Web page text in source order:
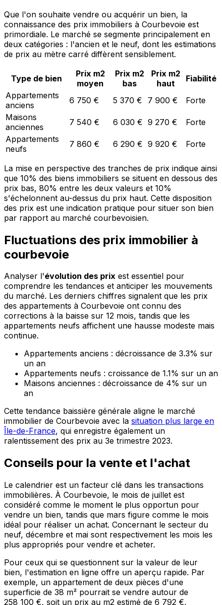
Que l'on souhaite vendre ou acquérir un bien, la
connaissance des prix immobiliers à Courbevoie est
primordiale. Le marché se segmente principalement en
deux catégories : l'ancien et le neuf, dont les estimations
de prix au mètre carré diffèrent sensiblement.
Type de bien
Prix m2
moyen
Prix m2
bas
Prix m2
haut
Fiabilité
Appartements
anciens
6 750 € 5 370 € 7 900 €
Forte
Maisons
anciennes
7 540 € 6 030 € 9 270 €
Forte
Appartements
neufs
7 860 € 6 290 € 9 920 € Forte
La mise en perspective des tranches de prix indique ainsi
que 10% des biens immobiliers se situent en dessous des
prix bas, 80% entre les deux valeurs et 10%
s'échelonnent au-dessus du prix haut. Cette disposition
des prix est une indication pratique pour situer son bien
par rapport au marché courbevoisien.
Fluctuations des prix immobilier à
courbevoie
Analyser l'évolution des prix est essentiel pour
comprendre les tendances et anticiper les mouvements
du marché. Les derniers chiffres signalent que les prix
des appartements à Courbevoie ont connu des
corrections à la baisse sur 12 mois, tandis que les
appartements neufs affichent une hausse modeste mais
continue.
Appartements anciens : décroissance de 3.3% sur
un an
Appartements neufs : croissance de 1.1% sur un an
Maisons anciennes : décroissance de 4% sur un
an
Cette tendance baissière générale aligne le marché
immobilier de Courbevoie avec la situation plus large en
Île-de-France, qui enregistre également un
ralentissement des prix au 3e trimestre 2023.
Conseils pour la vente et l'achat
Le calendrier est un facteur clé dans les transactions
immobilières. À Courbevoie, le mois de juillet est
considéré comme le moment le plus opportun pour
vendre un bien, tandis que mars figure comme le mois
idéal pour réaliser un achat. Concernant le secteur du
neuf, décembre et mai sont respectivement les mois les
plus appropriés pour vendre et acheter.
Pour ceux qui se questionnent sur la valeur de leur
bien, l'estimation en ligne offre un aperçu rapide. Par
exemple, un appartement de deux pièces d'une
superficie de 38 m² pourrait se vendre autour de
258 100 €, soit un prix au m2 estimé de 6 792 €.